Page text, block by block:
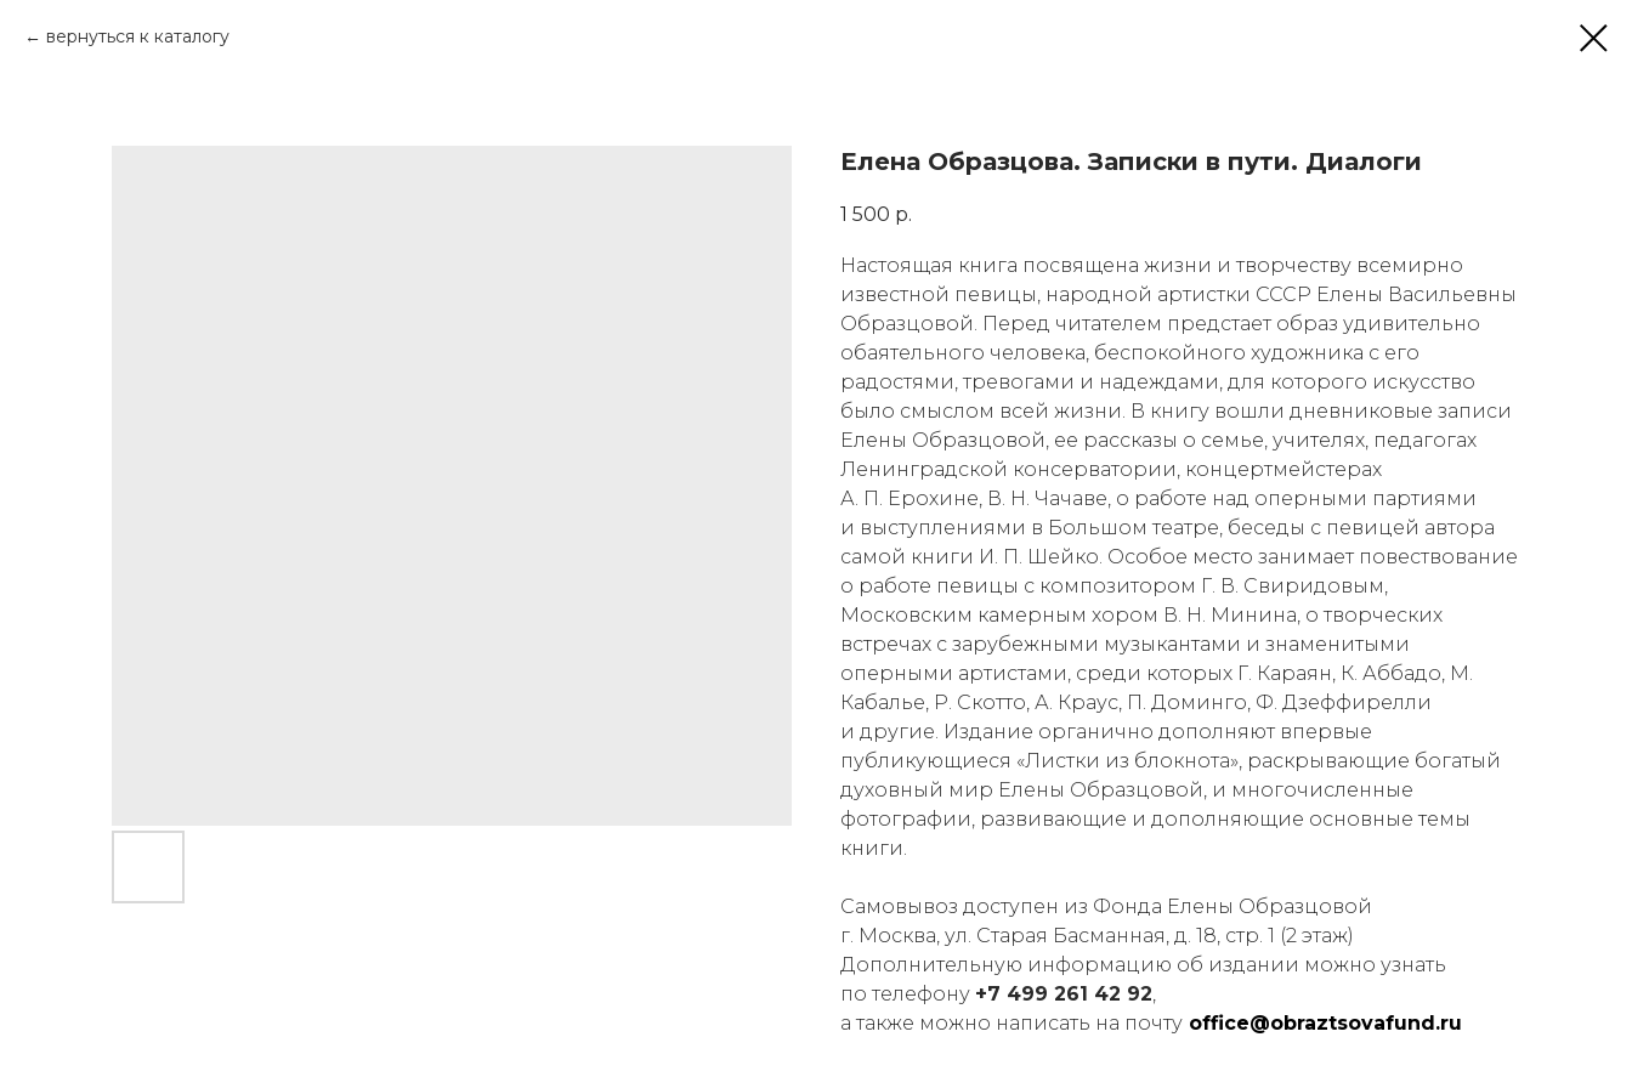
вернуться к каталогу
Елена Образцова. Записки в пути. Диалоги
1 500 р.
Настоящая книга посвящена жизни и творчеству всемирно
известной певицы, народной артистки СССР Елены Васильевны
Образцовой. Перед читателем предстает образ удивительно
обаятельного человека, беспокойного художника с его
радостями, тревогами и надеждами, для которого искусство
было смыслом всей жизни. В книгу вошли дневниковые записи
Елены Образцовой, ее рассказы о семье, учителях, педагогах
Ленинградской консерватории, концертмейстерах
А. П. Ерохине, В. Н. Чачаве, о работе над оперными партиями
и выступлениями в Большом театре, беседы с певицей автора
самой книги И. П. Шейко. Особое место занимает повествование
о работе певицы с композитором Г. В. Свиридовым,
Московским камерным хором В. Н. Минина, о творческих
встречах с зарубежными музыкантами и знаменитыми
оперными артистами, среди которых Г. Караян, К. Аббадо, М.
Кабалье, Р. Скотто, А. Краус, П. Доминго, Ф. Дзеффирелли
и другие. Издание органично дополняют впервые
публикующиеся «Листки из блокнота», раскрывающие богатый
духовный мир Елены Образцовой, и многочисленные
фотографии, развивающие и дополняющие основные темы
книги.
Самовывоз доступен из Фонда Елены Образцовой
г. Москва, ул. Старая Басманная, д. 18, стр. 1 (2 этаж)
Дополнительную информацию об издании можно узнать
по телефону +7 499 261 42 92,
а также можно написать на почту office@obraztsovafund.ru